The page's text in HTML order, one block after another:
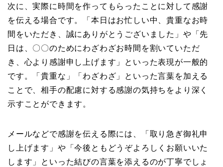
次に、実際に時間を作ってもらったことに対して感謝
を伝える場合です。「本日はお忙しい中、貴重なお時
間をいただき、誠にありがとうございました」や「先
日は、〇〇のためにわざわざお時間を割いていただ
き、心より感謝申し上げます」といった表現が一般的
です。「貴重な」「わざわざ」といった言葉を加える
ことで、相手の配慮に対する感謝の気持ちをより深く
示すことができます。
メールなどで感謝を伝える際には、「取り急ぎ御礼申
し上げます」や「今後ともどうぞよろしくお願いいた
します」といった結びの言葉を添えるのが丁寧でしょ